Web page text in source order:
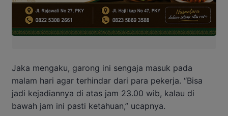
Jaka mengaku, garong ini sengaja masuk pada
malam hari agar terhindar dari para pekerja. “Bisa
jadi kejadiannya di atas jam 23.00 wib, kalau di
bawah jam ini pasti ketahuan,” ucapnya.